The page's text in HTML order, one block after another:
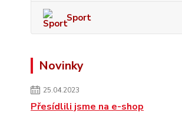
Sport
Novinky
25.04.2023
Přesídlili jsme na e-shop